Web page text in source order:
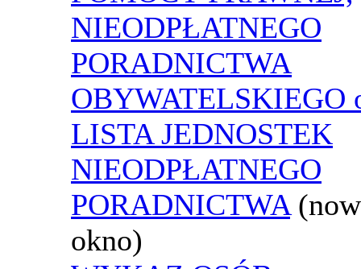
NIEODPŁATNEGO
PORADNICTWA
OBYWATELSKIEGO
LISTA JEDNOSTEK
NIEODPŁATNEGO
PORADNICTWA
okno)